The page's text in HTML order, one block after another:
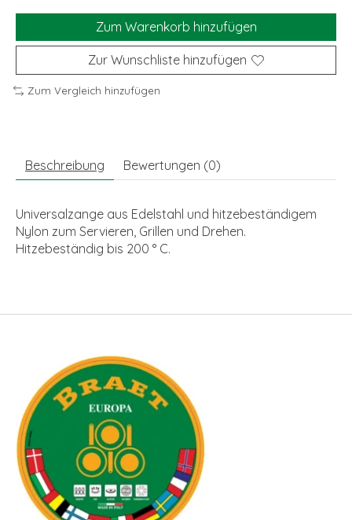
Zum Warenkorb hinzufügen
Zur Wunschliste hinzufügen
Zum Vergleich hinzufügen
Beschreibung Bewertungen (0)
Universalzange aus Edelstahl und hitzebeständigem
Nylon zum Servieren, Grillen und Drehen.
Hitzebeständig bis 200 ° C.